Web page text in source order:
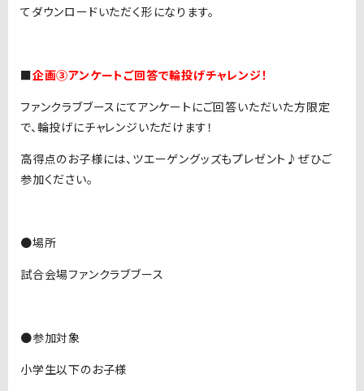
てダウンロードいただく形になります。
■企画③アンケートご回答で輪投げチャレンジ！
ファンクラブブースにてアンケートにご回答いただいた方限定
で、輪投げにチャレンジいただけます！
高得点のお子様には、ツエーゲングッズもプレゼント♪ぜひご
参加ください。
●場所
試合会場ファンクラブブース
●参加対象
小学生以下のお子様